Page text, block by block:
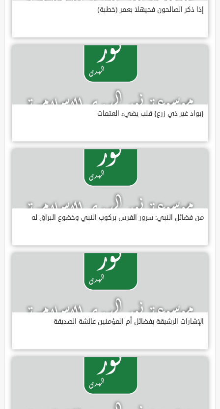
إذا ذكر الصالحون فحيهلا بعمر (خطبة)
{بواد غير ذي زرع} قلب يضيء العتمات
من فضائل النبي: سرور الفرس بركوب النبي وخضوع البراق له
الإشارات الرشيقة بفضائل أم المؤمنين عائشة الصديقة